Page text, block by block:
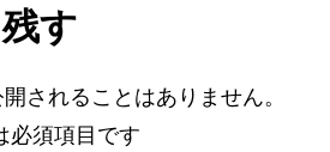
す
されることはありません。
必須項目です